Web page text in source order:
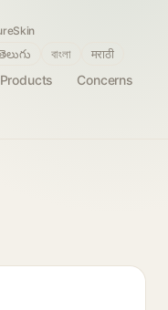
Products
Concerns
বাংলা मराठी